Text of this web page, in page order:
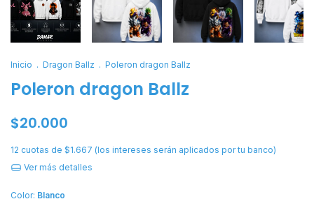
Inicio . Dragon Ballz . Poleron dragon Ballz
Poleron dragon Ballz
$20.000
12 cuotas de $1.667 (los intereses serán aplicados por tu banco)
Ver más detalles
Color: Blanco